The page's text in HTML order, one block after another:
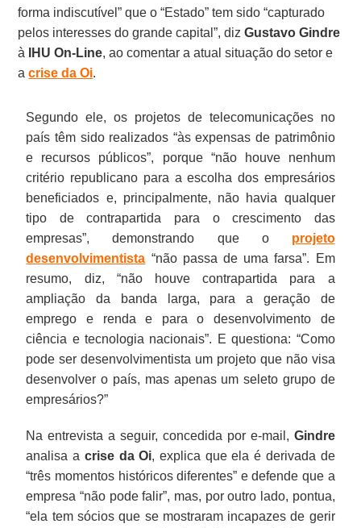
forma indiscutível” que o “Estado” tem sido “capturado
pelos interesses do grande capital”, dizGustavo Gindre
à
IHU On-Line, ao comentar a atual situação do setor e
acrise da Oi.
Segundo ele, os projetos de telecomunicações no
país têm sido realizados “às expensas de patrimônio
e recursos públicos”, porque “não houve nenhum
critério republicano para a escolha dos empresários
beneficiados e, principalmente, não havia qualquer
tipo de contrapartida para o crescimento das
empresas”, demonstrando que o projeto
desenvolvimentista “não passa de uma farsa”. Em
resumo, diz, “não houve contrapartida para a
ampliação da banda larga, para a geração de
emprego e renda e para o desenvolvimento de
ciência e tecnologia nacionais”. E questiona: “Como
pode ser desenvolvimentista um projeto que não visa
desenvolver o país, mas apenas um seleto grupo de
empresários?”
Na entrevista a seguir, concedida por e-mail, Gindre
analisa a crise da Oi, explica que ela é derivada de
“três momentos históricos diferentes” e defende que a
empresa “não pode falir”, mas, por outro lado, pontua,
“ela tem sócios que se mostraram incapazes de gerir